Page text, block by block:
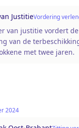
JustitieVordering
van justitie vordert de
van de
met twee jaren.
2024